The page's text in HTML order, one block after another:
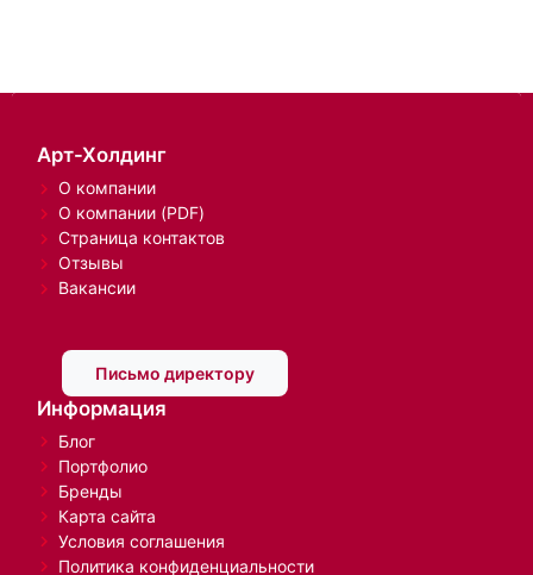
Арт-Холдинг
О компании
О компании (PDF)
Страница контактов
Отзывы
Вакансии
Письмо директору
Информация
Блог
Портфолио
Бренды
Карта сайта
Условия соглашения
Политика конфиденциальности